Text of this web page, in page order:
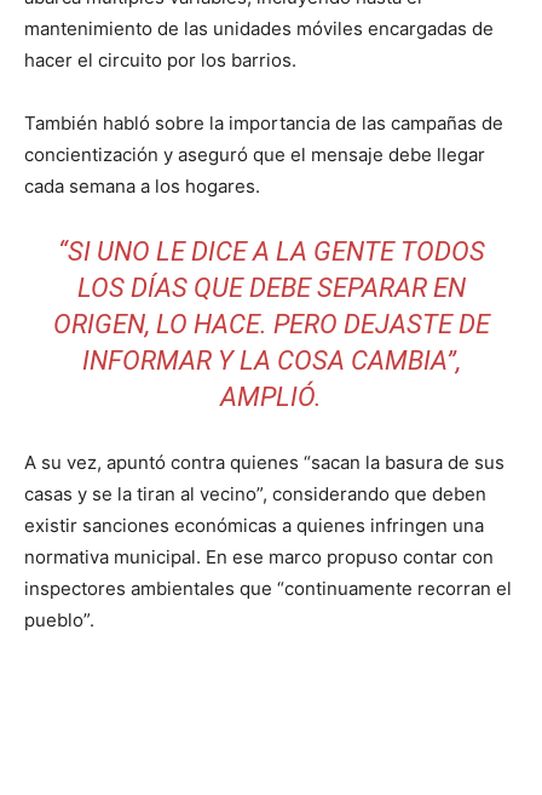
mantenimiento de las unidades móviles encargadas de
hacer el circuito por los barrios.
También habló sobre la importancia de las campañas de
concientización y aseguró que el mensaje debe llegar
cada semana a los hogares.
“SI UNO LE DICE A LA GENTE TODOS
LOS DÍAS QUE DEBE SEPARAR EN
ORIGEN, LO HACE. PERO DEJASTE DE
INFORMAR Y LA COSA CAMBIA”,
AMPLIÓ.
A su vez, apuntó contra quienes “sacan la basura de sus
casas y se la tiran al vecino”, considerando que deben
existir sanciones económicas a quienes infringen una
normativa municipal. En ese marco propuso contar con
inspectores ambientales que “continuamente recorran el
pueblo”.